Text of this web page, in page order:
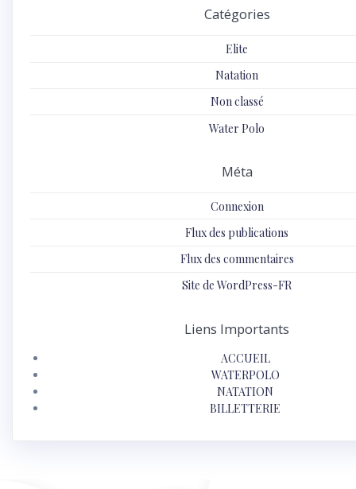
Catégories
Elite
Natation
Non classé
Water Polo
Méta
Connexion
Flux des publications
Flux des commentaires
Site de WordPress-FR
Liens Importants
ACCUEIL
WATERPOLO
NATATION
BILLETTERIE